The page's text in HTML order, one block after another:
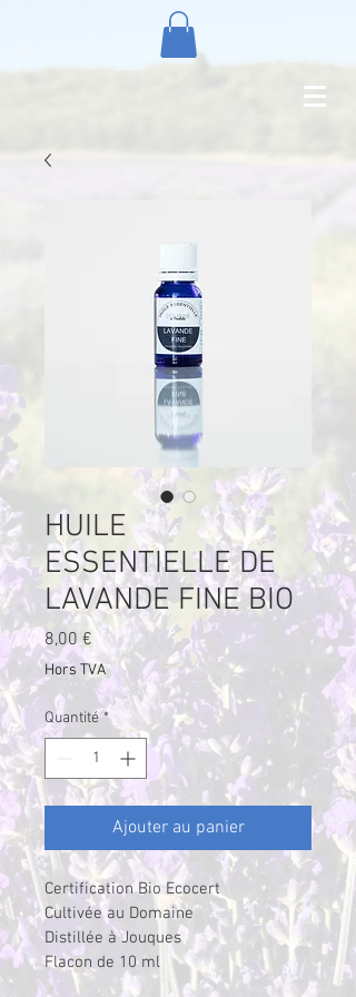
HUILE
ESSENTIELLE DE
LAVANDE FINE BIO
8,00 € Prix
Hors TVA
Quantité *
Ajouter au panier
Certification Bio Ecocert
Cultivée au Domaine
Distillée à Jouques
Flacon de 10 ml